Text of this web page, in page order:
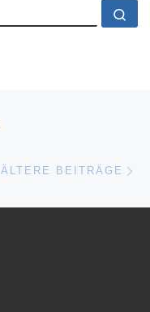
ÄLTERE BEITRÄGE